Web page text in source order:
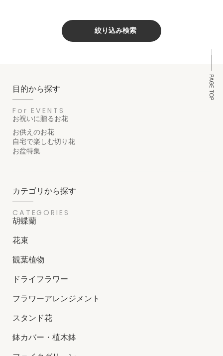
絞り込み検索
PAGE TOP
目的から探す
For EVENTS
お祝いに贈るお花
お供えのお花
自宅で楽しむ切り花
お盆特集
カテゴリから探す
CATEGORIES
胡蝶蘭
花束
観葉植物
ドライフラワー
フラワーアレンジメント
スタンド花
鉢カバー・植木鉢